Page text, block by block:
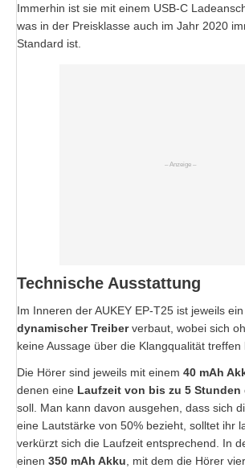
Immerhin ist sie mit einem USB-C
was in der Preisklasse auch im Jahr 2020
Standard ist.
Technische Ausstattung
Im Inneren der AUKEY EP-T25 ist jeweils ein
dynamischer Treiberverbaut, wobei sich
keine Aussage über die Klangqualität treffen
Die Hörer sind jeweils mit einem 40 mAh
denen eine Laufzeit von bis zu 5 Stunden
soll. Man kann davon ausgehen, dass sich
eine Lautstärke von 50% bezieht, solltet ihr
verkürzt sich die Laufzeit entsprechend. In
einen 350 mAh Akku , mit dem die Hörer